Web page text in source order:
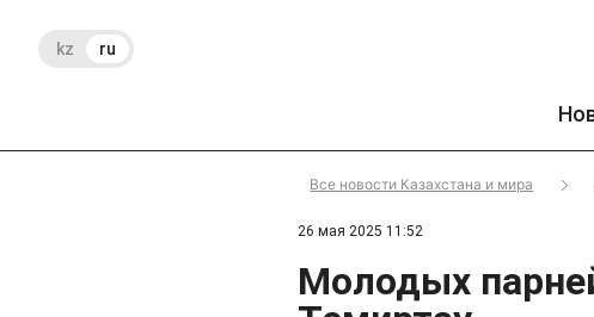
kz ru
Все новости Казахстана и мира
26 мая 2025 11:52
Молодых